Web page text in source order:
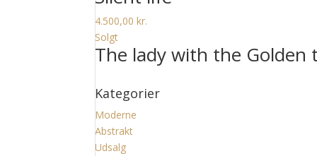
4.500,00kr.
Solgt
The lady with the Golden
Kategorier
Moderne
Abstrakt
Udsalg